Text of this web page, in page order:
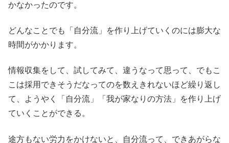
かなかったのです。
どんなことでも「自分流」を作り上げていくのには膨大な
時間がかかります。
情報収集をして、試してみて、違うなって思って、でもこ
こは採用できそうだなってのを数えきれないほど繰り返し
て、ようやく「自分流」「我が家なりの方法」を作り上げ
ていくことができる。
途方もない労力をかけないと、自分流って、できあがらな